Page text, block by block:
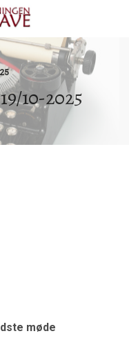
10-2025
møde